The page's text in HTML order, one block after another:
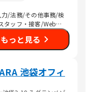
/法務/その他事務/検
タッフ・接客/Web制
もっと見る
池袋オフィ